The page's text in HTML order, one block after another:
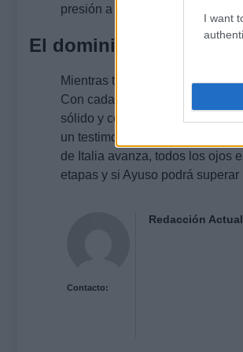
I want
presión a su rendimiento en las
El dominio de Del Toro
Mientras tanto, Isaac del Toro
Con cada etapa, se afianza
sólido y consistente. Su
un testimonio de su preparación
de Italia avanza, todos los ojos
etapas y si Ayuso podrá
Contacto:
Redacción